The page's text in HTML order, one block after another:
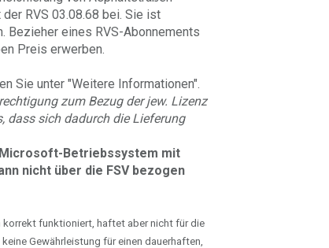
RVS 03.08.68 bei. Sie ist
Bezieher eines RVS-Abonnements
Preis erwerben.
Sie unter "Weitere Informationen".
zum Bezug der jew. Lizenz
dass sich dadurch die Lieferung
Betriebssystem mit
nicht über die FSV bezogen
korrekt funktioniert, haftet aber nicht für die
Gewährleistung für einen dauerhaften,